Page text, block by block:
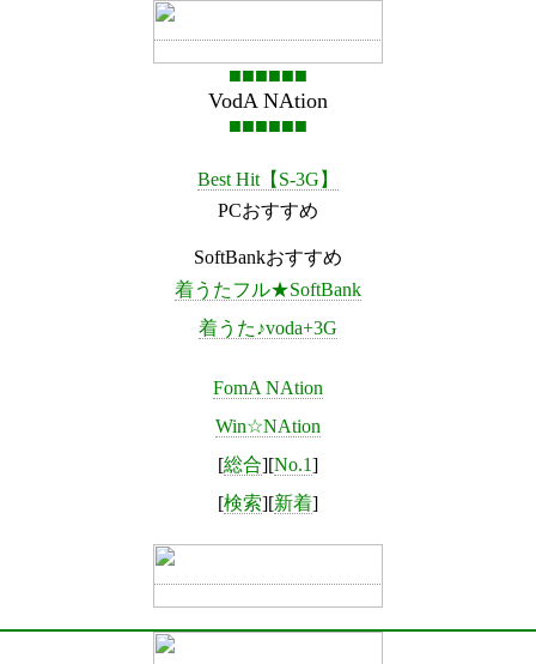
■■■■■■
VodA NAtion
■■■■■■
Best Hit【S-3G】
PCおすすめ
SoftBankおすすめ
着うたフル★SoftBank
着うた♪voda+3G
FomA NAtion
Win☆NAtion
[総合][No.1]
[検索][新着]